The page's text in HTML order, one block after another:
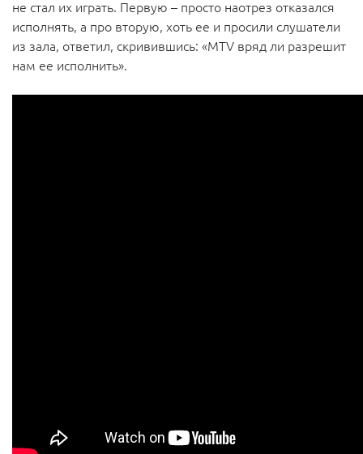
не стал их играть. Первую – просто наотрез отказался
исполнять, а про вторую, хоть ее и просили слушатели
из зала, ответил, скривившись: «MTV вряд ли разрешит
нам ее исполнить».